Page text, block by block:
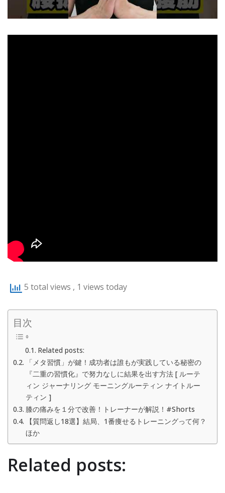
5 total views , 1 views today
目次
Related posts:
「メタ習慣」が鍵！成功者は誰もが実践している秘密の
『二重の習慣化』で努力なしに結果を出す方法 [ ルーテ
ィン ジャーナリング モーニングルーティン ナイトルー
ティン ]
膝の痛みを１分で改善！トレーナーが解説！#Shorts
【質問返し18選】結局、1番痩せるトレーニングって何？
ほか
Related posts: